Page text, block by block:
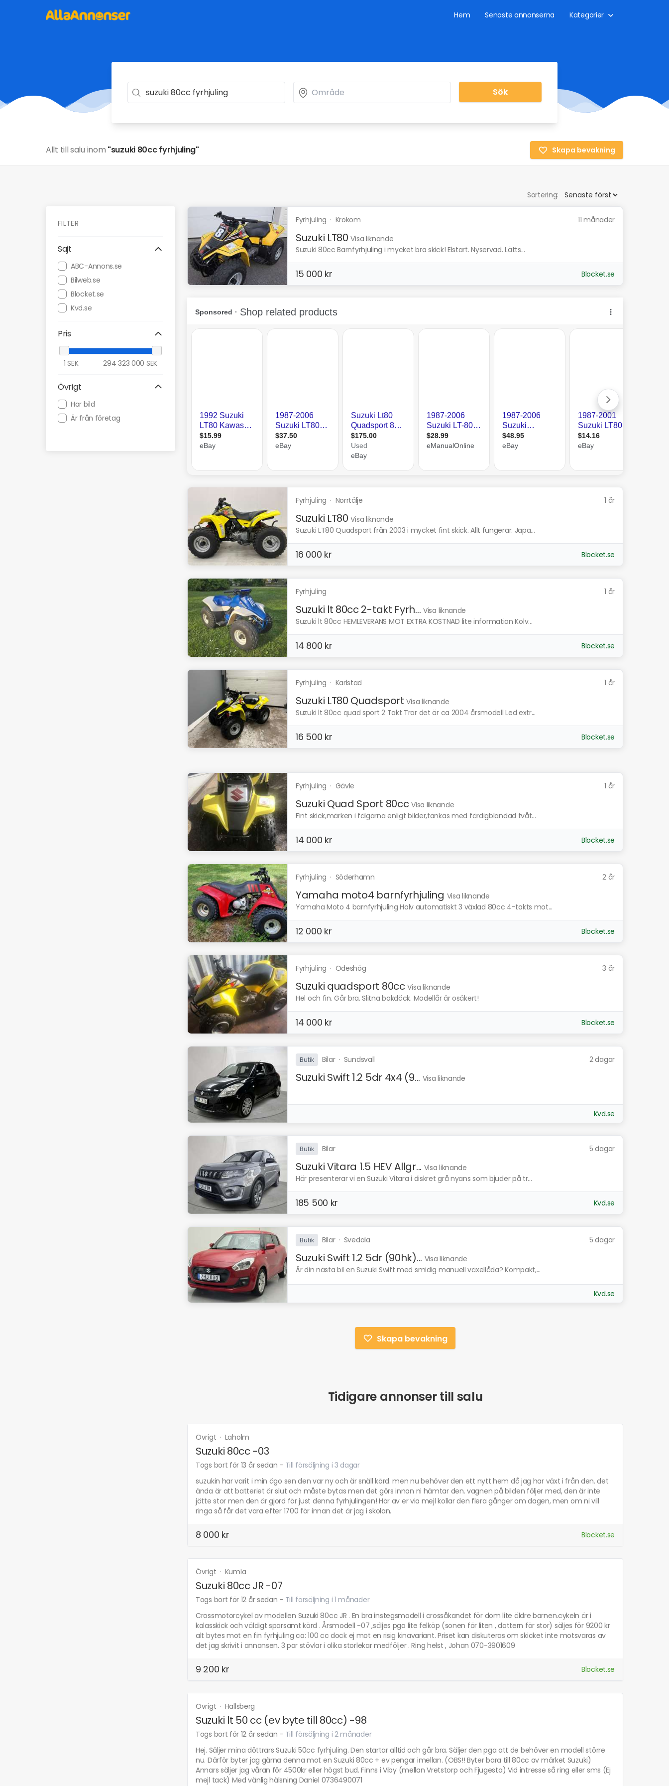
Hem Senaste annonserna Kategorier
Sök
Allt till salu inom "suzuki 80cc fyrhjuling" Skapa bevakning
Sortering:
FILTER
Sajt
ABC-Annons.se
Bilweb.se
Blocket.se
Kvd.se
Pris
1 SEK 294 323 000 SEK
Övrigt
Har bild
Är från företag
Fyrhjuling · Krokom 11 månader
Suzuki LT80 Visa liknande
Suzuki 80cc Barnfyrhjuling i mycket bra skick! Elstart. Nyservad. Lätts...
15 000 kr Blocket.se
Fyrhjuling · Norrtälje 1 år
Suzuki LT80 Visa liknande
Suzuki LT80 Quadsport från 2003 i mycket fint skick. Allt fungerar. Japa...
16 000 kr Blocket.se
Fyrhjuling 1 år
Suzuki lt 80cc 2-takt Fyrh... Visa liknande
Suzuki lt 80cc HEMLEVERANS MOT EXTRA KOSTNAD lite information Kolv...
14 800 kr Blocket.se
Fyrhjuling · Karlstad 1 år
Suzuki LT80 Quadsport Visa liknande
Suzuki lt 80cc quad sport 2 Takt Tror det är ca 2004 årsmodell Led extr...
16 500 kr Blocket.se
Fyrhjuling · Gävle 1 år
Suzuki Quad Sport 80cc Visa liknande
Fint skick,märken i fälgarna enligt bilder,tankas med färdigblandad tvåt...
14 000 kr Blocket.se
Fyrhjuling · Söderhamn 2 år
Yamaha moto4 barnfyrhjuling Visa liknande
Yamaha Moto 4 barnfyrhjuling Halv automatiskt 3 växlad 80cc 4-takts mot...
12 000 kr Blocket.se
Fyrhjuling · Ödeshög 3 år
Suzuki quadsport 80cc Visa liknande
Hel och fin. Går bra. Slitna bakdäck. Modellår är osäkert!
14 000 kr Blocket.se
Butik Bilar· Sundsvall 2 dagar
Suzuki Swift 1.2 5dr 4x4 (9... Visa liknande
Kvd.se
Butik Bilar 5 dagar
Suzuki Vitara 1.5 HEV Allgr... Visa liknande
Här presenterar vi en Suzuki Vitara i diskret grå nyans som bjuder på tr...
185 500 kr Kvd.se
Butik Bilar· Svedala 5 dagar
Suzuki Swift 1.2 5dr (90hk)... Visa liknande
Är din nästa bil en Suzuki Swift med smidig manuell växellåda? Kompakt,...
Kvd.se
Skapa bevakning
Tidigare annonser till salu
Övrigt · Laholm
Suzuki 80cc -03
Togs bort för 13 år sedan - Till försäljning i 3 dagar
suzukin har varit i min ägo sen den var ny och är snäll körd. men nu behöver den ett nytt hem då jag har växt i från den. det
ända är att batteriet är slut och måste bytas men det görs innan ni hämtar den. vagnen på bilden följer med, den är inte
jätte stor men den är gjord för just denna fyrhjulingen! Hör av er via mejl kollar den flera gånger om dagen, men om ni vill
ringa så får det vara efter 1700 för innan det är jag i skolan.
8 000 kr Blocket.se
Övrigt · Kumla
Suzuki 80cc JR -07
Togs bort för 12 år sedan - Till försäljning i 1 månader
Crossmotorcykel av modellen Suzuki 80cc JR . En bra instegsmodell i crossåkandet för dom lite äldre barnen.cykeln är i
kalasskick och väldigt sparsamt körd . Årsmodell -07 ,säljes pga lite felköp (sonen för liten , dottern för stor) säljes för 9200 kr
alt bytes mot en fin fyrhjuling ca: 100 cc dock ej mot en risig kinavariant. Priset kan diskuteras om skicket inte motsvaras av
det jag skrivit i annonsen. 3 par stövlar i olika storlekar medföljer . Ring helst , Johan 070-3901609
9 200 kr Blocket.se
Övrigt · Hallsberg
Suzuki lt 50 cc (ev byte till 80cc) -98
Togs bort för 12 år sedan - Till försäljning i 2 månader
Hej. Säljer mina döttrars Suzuki 50cc fyrhjuling. Den startar alltid och går bra. Säljer den pga att de behöver en modell större
nu. Därför byter jag gärna denna mot en Suzuki 80cc + ev pengar imellan. (OBS!! Byter bara till 80cc av märket Suzuki)
Annars säljer jag våran för 4500kr eller högst bud. Finns i Viby (mellan Vretstorp och Fjugesta) Vid intresse så ring eller sms (Ej
mejl tack) Med vänlig hälsning Daniel 0736490071